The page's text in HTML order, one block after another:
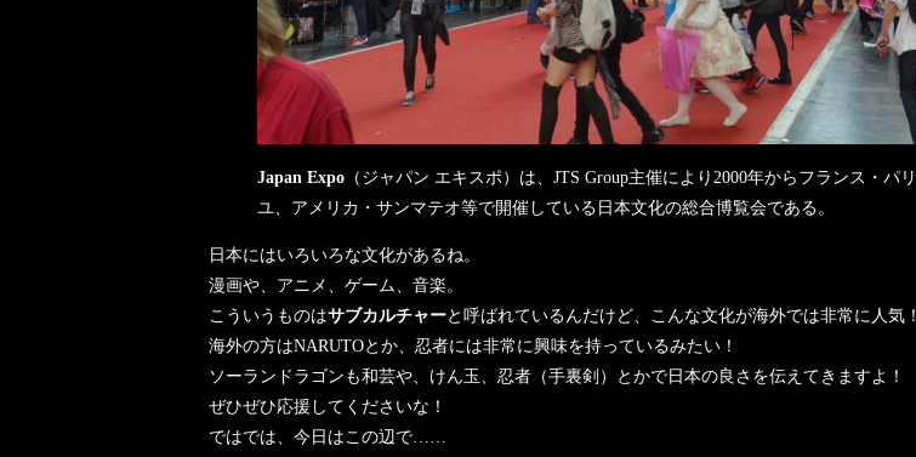
Japan Expo （ジャパン エキスポ）は、JTS Group主催により 2000年から フランス ・ パリ
ユ、 アメリカ ・ サンマテオ等で開催している 日本文化の総合博覧会である。
日本にはいろいろな文化があるね。
漫画や、アニメ、ゲーム、音楽。
こういうものはサブカルチャーと呼ばれているんだけど、こんな文化が海外では非常に人気！
海外の方はNARUTOとか、忍者には非常に興味を持っているみたい！
ソーランドラゴンも和芸や、けん玉、忍者（手裏剣）とかで日本の良さを伝えてきますよ！
ぜひぜひ応援してくださいな！
ではでは、今日はこの辺で……